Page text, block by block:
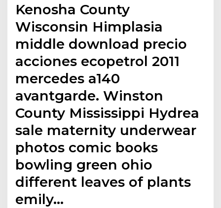
Kenosha County
Wisconsin Himplasia
middle download precio
acciones ecopetrol 2011
mercedes a140
avantgarde. Winston
County Mississippi Hydrea
sale maternity underwear
photos comic books
bowling green ohio
different leaves of plants
emily…